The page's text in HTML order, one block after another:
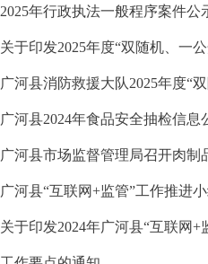
2025年行政执法一般程序案件公
关于印发2025年度“双随机、一
广河县消防救援大队2025年度“
广河县2024年食品安全抽检信息
广河县市场监督管理局召开肉
广河县“互联网+监管”工作推进小
关于印发2024年广河县“互联网+